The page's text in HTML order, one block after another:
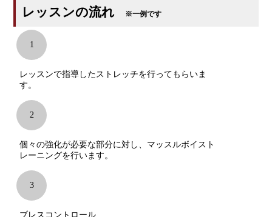
レッスンの流れ ※一例です
1
レッスンで指導したストレッチを行ってもらいま
す。
2
個々の強化が必要な部分に対し、マッスルボイスト
レーニングを行います。
3
ブレスコントロール